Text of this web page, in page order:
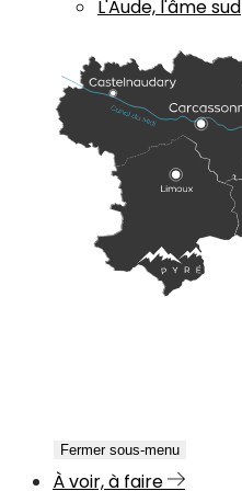
L'Aude, l'âme sud
Fermer sous-menu
À voir, à faire